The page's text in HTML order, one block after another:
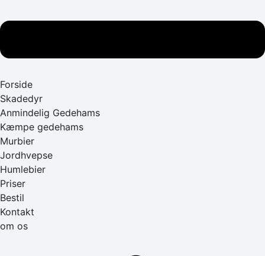
Forside
Skadedyr
Anmindelig Gedehams
Kæmpe gedehams
Murbier
Jordhvepse
Humlebier
Priser
Bestil
Kontakt
om os